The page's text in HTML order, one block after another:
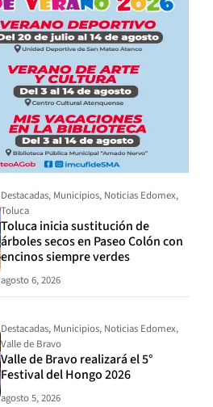
Destacadas, Municipios, Noticias Edomex,
Toluca
Toluca inicia sustitución de
árboles secos en Paseo Colón con
encinos siempre verdes
agosto 6, 2026
Destacadas, Municipios, Noticias Edomex,
Valle de Bravo
Valle de Bravo realizará el 5°
Festival del Hongo 2026
agosto 5, 2026